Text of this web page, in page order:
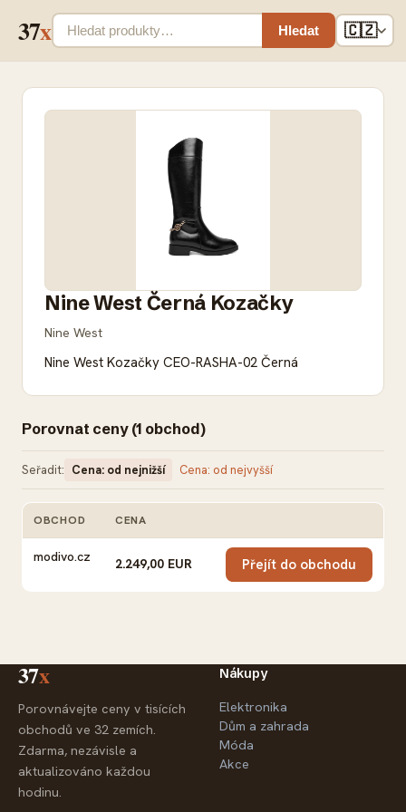
37x Hledat 🇨🇿
Nine West Černá Kozačky
Nine West
Nine West Kozačky CEO-RASHA-02 Černá
Porovnat ceny (1 obchod)
Seřadit: Cena: od nejnižší Cena: od nejvyšší
OBCHOD CENA
modivo.cz 2.249,00 EUR Přejít do obchodu
37x
Porovnávejte ceny v tisících
obchodů ve 32 zemích.
Zdarma, nezávisle a
aktualizováno každou
hodinu.
Nákupy
Elektronika
Dům a zahrada
Móda
Akce